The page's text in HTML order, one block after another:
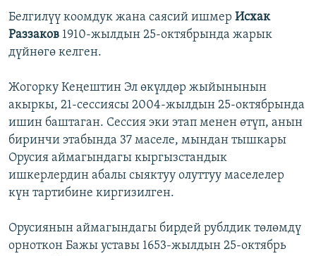
Белгилүү коомдук жана саясий ишмер Исхак
Раззаков 1910-жылдын 25-октябрында жарык
дүйнөгө келген.
Жогорку Кеңештин Эл өкүлдөр жыйынынын
акыркы, 21-сессиясы 2004-жылдын 25-октябрында
ишин баштаган. Сессия эки этап менен өтүп, анын
биринчи этабында 37 маселе, мындан тышкары
Орусия аймагындагы кыргызстандык
ишкерлердин абалы сыяктуу олуттуу маселелер
күн тартибине киргизилген.
Орусиянын аймагындагы бирдей рублдик төлөмдү
орноткон Бажы уставы 1653-жылдын 25-октябрь